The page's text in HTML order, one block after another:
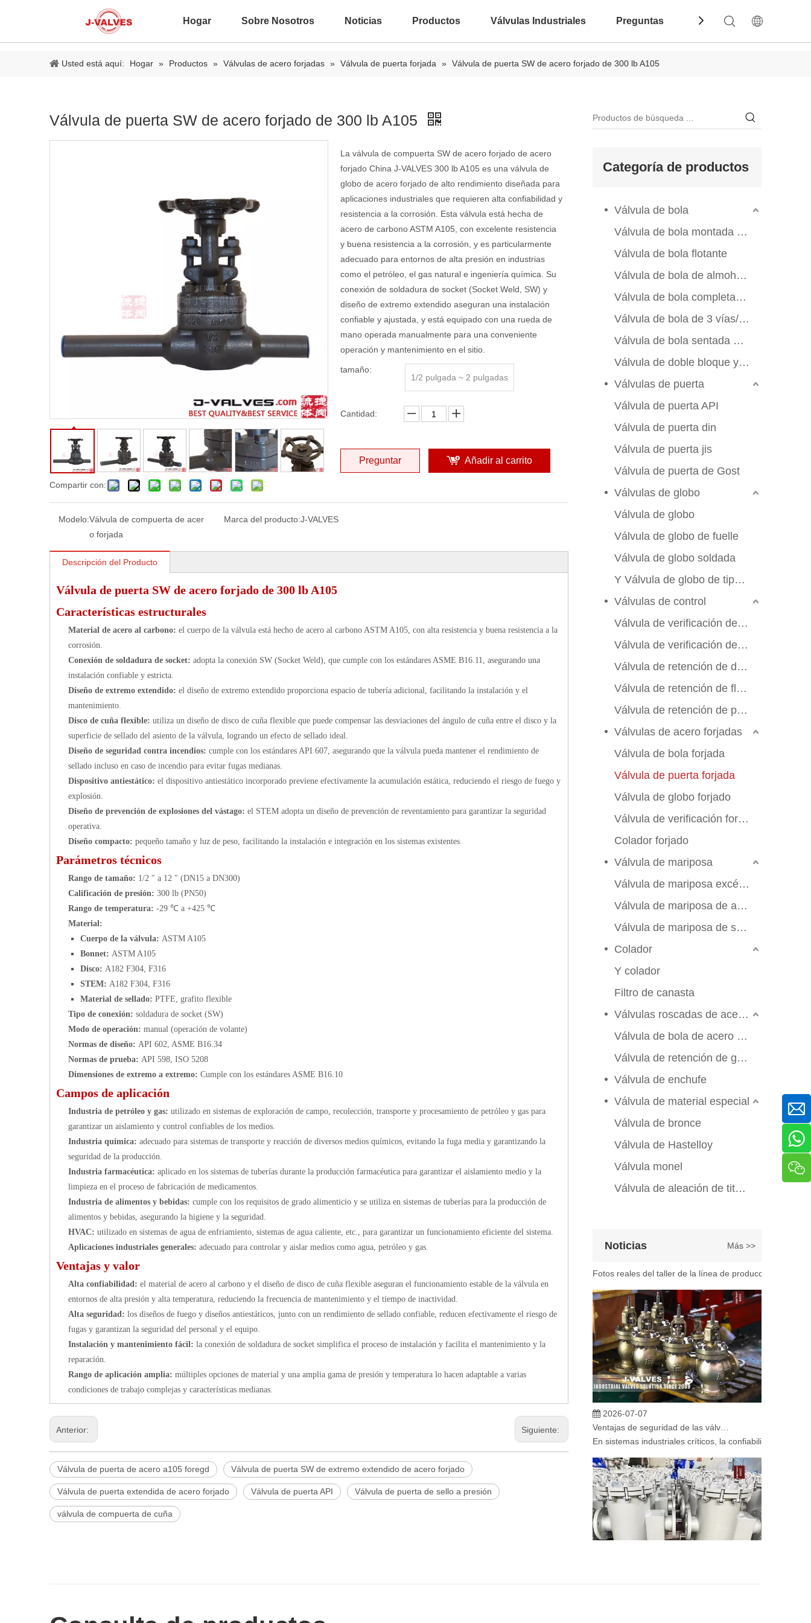
Hogar Sobre Nosotros Noticias Productos Válvulas Industriales Preguntas Frecuentes Contáctenos
Usted está aquí: Hogar » Productos » Válvulas de acero forjadas » Válvula de puerta forjada » Válvula de puerta SW de acero forjado de 300 lb A105
Válvula de puerta SW de acero forjado de 300 lb A105
Compartir con:
La válvula de compuerta SW de acero forjado de acero
forjado China J-VALVES 300 lb A105 es una válvula de
globo de acero forjado de alto rendimiento diseñada para
aplicaciones industriales que requieren alta confiabilidad y
resistencia a la corrosión. Esta válvula está hecha de
acero de carbono ASTM A105, con excelente resistencia
y buena resistencia a la corrosión, y es particularmente
adecuado para entornos de alta presión en industrias
como el petróleo, el gas natural e ingeniería química. Su
conexión de soldadura de socket (Socket Weld, SW) y
diseño de extremo extendido aseguran una instalación
confiable y ajustada, y está equipado con una rueda de
mano operada manualmente para una conveniente
operación y mantenimiento en el sitio.
tamaño:
1/2 pulgada ~ 2 pulgadas
Cantidad:
Preguntar Añadir al carrito
Modelo:Válvula de compuerta de acer
o forjada
Marca del producto:J-VALVES
Descripción del Producto
Válvula de puerta SW de acero forjado de 300 lb A105
Características estructurales
Material de acero al carbono: el cuerpo de la válvula está hecho de acero al carbono ASTM A105, con alta resistencia y buena resistencia a la
corrosión.
Conexión de soldadura de socket: adopta la conexión SW (Socket Weld), que cumple con los estándares ASME B16.11, asegurando una
instalación confiable y estricta.
Diseño de extremo extendido: el diseño de extremo extendido proporciona espacio de tubería adicional, facilitando la instalación y el
mantenimiento.
Disco de cuña flexible: utiliza un diseño de disco de cuña flexible que puede compensar las desviaciones del ángulo de cuña entre el disco y la
superficie de sellado del asiento de la válvula, logrando un efecto de sellado ideal.
Diseño de seguridad contra incendios: cumple con los estándares API 607, asegurando que la válvula pueda mantener el rendimiento de
sellado incluso en caso de incendio para evitar fugas medianas.
Dispositivo antiestático: el dispositivo antiestático incorporado previene efectivamente la acumulación estática, reduciendo el riesgo de fuego y
explosión.
Diseño de prevención de explosiones del vástago: el STEM adopta un diseño de prevención de reventamiento para garantizar la seguridad
operativa.
Diseño compacto: pequeño tamaño y luz de peso, facilitando la instalación e integración en los sistemas existentes.
Parámetros técnicos
Rango de tamaño: 1/2 ″ a 12 ″ (DN15 a DN300)
Calificación de presión: 300 lb (PN50)
Rango de temperatura: -29 ℃ a +425 ℃
Material:
Cuerpo de la válvula: ASTM A105
Bonnet: ASTM A105
Disco: A182 F304, F316
STEM: A182 F304, F316
Material de sellado: PTFE, grafito flexible
Tipo de conexión: soldadura de socket (SW)
Modo de operación: manual (operación de volante)
Normas de diseño: API 602, ASME B16.34
Normas de prueba: API 598, ISO 5208
Dimensiones de extremo a extremo: Cumple con los estándares ASME B16.10
Campos de aplicación
Industria de petróleo y gas: utilizado en sistemas de exploración de campo, recolección, transporte y procesamiento de petróleo y gas para
garantizar un aislamiento y control confiables de los medios.
Industria química: adecuado para sistemas de transporte y reacción de diversos medios químicos, evitando la fuga media y garantizando la
seguridad de la producción.
Industria farmacéutica: aplicado en los sistemas de tuberías durante la producción farmacéutica para garantizar el aislamiento medio y la
limpieza en el proceso de fabricación de medicamentos.
Industria de alimentos y bebidas: cumple con los requisitos de grado alimenticio y se utiliza en sistemas de tuberías para la producción de
alimentos y bebidas, asegurando la higiene y la seguridad.
HVAC: utilizado en sistemas de agua de enfriamiento, sistemas de agua caliente, etc., para garantizar un funcionamiento eficiente del sistema.
Aplicaciones industriales generales: adecuado para controlar y aislar medios como agua, petróleo y gas.
Ventajas y valor
Alta confiabilidad: el material de acero al carbono y el diseño de disco de cuña flexible aseguran el funcionamiento estable de la válvula en
entornos de alta presión y alta temperatura, reduciendo la frecuencia de mantenimiento y el tiempo de inactividad.
Alta seguridad: los diseños de fuego y diseños antiestáticos, junto con un rendimiento de sellado confiable, reducen efectivamente el riesgo de
fugas y garantizan la seguridad del personal y el equipo.
Instalación y mantenimiento fácil: la conexión de soldadura de socket simplifica el proceso de instalación y facilita el mantenimiento y la
reparación.
Rango de aplicación amplia: múltiples opciones de material y una amplia gama de presión y temperatura lo hacen adaptable a varias
condiciones de trabajo complejas y características medianas.
Anterior: Siguiente:
Válvula de puerta de acero a105 foregd Válvula de puerta SW de extremo extendido de acero forjado
Válvula de puerta extendida de acero forjado Válvula de puerta API Válvula de puerta de sello a presión
válvula de compuerta de cuña
Categoría de productos
Válvula de bola
Válvula de bola montada en el muelle
Válvula de bola flotante
Válvula de bola de almohadilla de montaje
Válvula de bola completamente soldada
Válvula de bola de 3 vías/4 vías
Válvula de bola sentada de metal
Válvula de doble bloque y sangrado
Válvulas de puerta
Válvula de puerta API
Válvula de puerta din
Válvula de puerta jis
Válvula de puerta de Gost
Válvulas de globo
Válvula de globo
Válvula de globo de fuelle
Válvula de globo soldada
Y Válvula de globo de tipo Y
Válvulas de control
Válvula de verificación de swing
Válvula de verificación de elevación
Válvula de retención de doble aleta
Válvula de retención de flujo axial
Válvula de retención de placa de manchas
Válvulas de acero forjadas
Válvula de bola forjada
Válvula de puerta forjada
Válvula de globo forjado
Válvula de verificación forjada
Colador forjado
Válvula de mariposa
Válvula de mariposa excéntrica triple
Válvula de mariposa de alto rendimiento
Válvula de mariposa de sello suave
Colador
Y colador
Filtro de canasta
Válvulas roscadas de acero inoxidable
Válvula de bola de acero inoxidable
Válvula de retención de globo de compuerta
Válvula de enchufe
Válvula de material especial
Válvula de bronce
Válvula de Hastelloy
Válvula monel
Válvula de aleación de titanio
Noticias Más >>
En ingeniería marina, plataformas marinas y entornos
2026-07-07
En sistemas industriales críticos, la confiabilidad de las